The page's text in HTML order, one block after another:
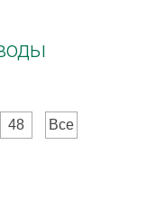
48 Все